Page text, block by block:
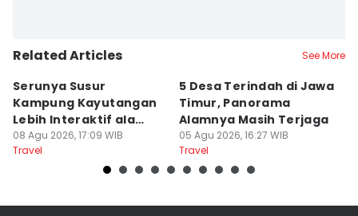
Related Articles See More
Serunya Susur
Kampung Kayutangan
Lebih Interaktif ala
Kelana Race
08 Agu 2026, 17:09 WIB
Travel
5 Desa Terindah di Jawa
Timur, Panorama
Alamnya Masih Terjaga
05 Agu 2026, 16:27 WIB
Travel